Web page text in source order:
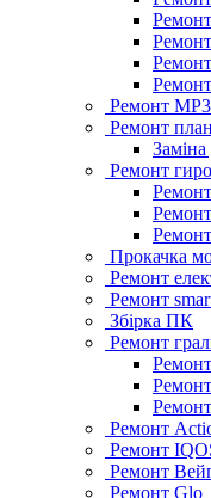
Ремонт MP3
Ремонт
Ремонт
Ремонт
Прокачка
Ремонт
Ремонт
Збірка ПК
Ремонт
Ремонт
Ремонт
Ремонт
Ремонт Glo